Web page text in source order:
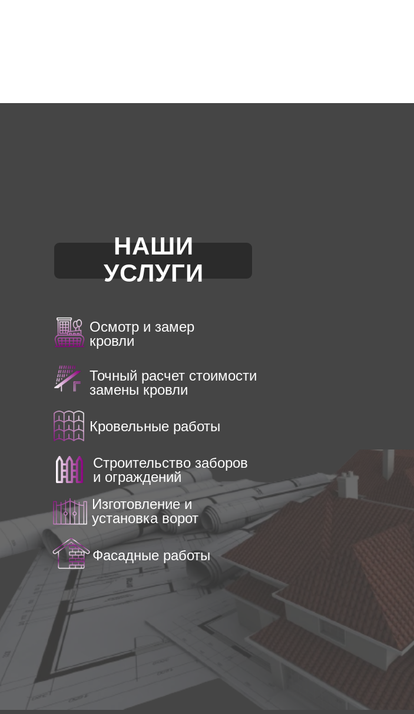
НАШИ
УСЛУГИ
Кровельные работы
Осмотр и замер
кровли
Точный расчет стоимости
замены кровли
Фасадные работы
Изготовление и
установка ворот
Строительство заборов
и ограждений